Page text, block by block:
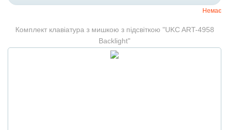
Немає
Комплект клавіатура з мишкою з підсвіткою "UKC ART-4958
Backlight"